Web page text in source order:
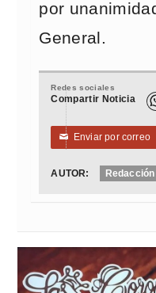
por
General.
Redes sociales
Compartir Noticia
✉ Enviar por correo
AUTOR: Redacción